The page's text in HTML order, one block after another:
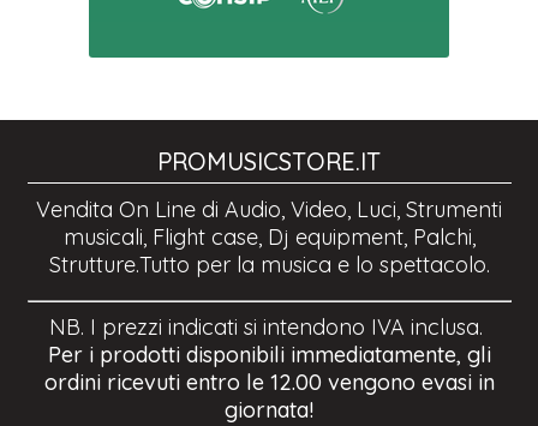
PROMUSICSTORE.IT
Vendita On Line di Audio, Video, Luci, Strumenti
musicali, Flight case, Dj equipment, Palchi,
Strutture.Tutto per la musica e lo spettacolo.
NB. I prezzi indicati si intendono IVA inclusa.
Per i prodotti disponibili immediatamente, gli
ordini ricevuti entro le 12.00 vengono evasi in
giornata!